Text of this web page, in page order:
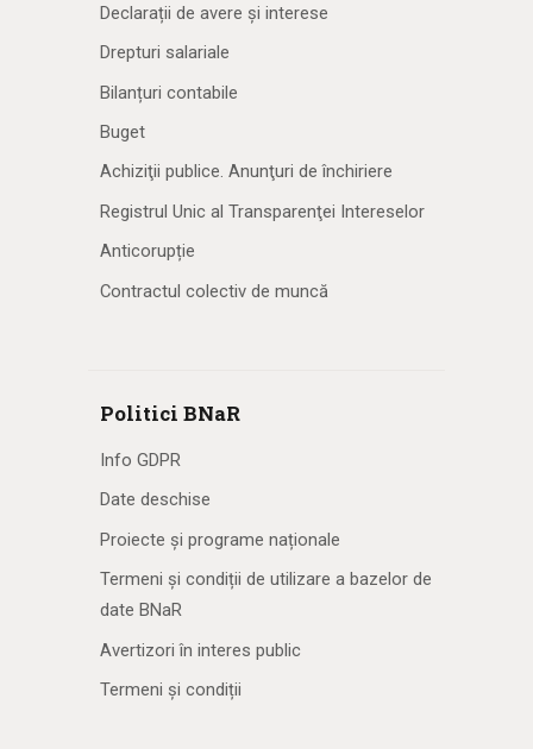
Declarații de avere și interese
Drepturi salariale
Bilanțuri contabile
Buget
Achiziţii publice. Anunţuri de închiriere
Registrul Unic al Transparenţei Intereselor
Anticorupție
Contractul colectiv de muncă
Politici BNaR
Info GDPR
Date deschise
Proiecte și programe naționale
Termeni și condiții de utilizare a bazelor de
date BNaR
Avertizori în interes public
Termeni și condiții